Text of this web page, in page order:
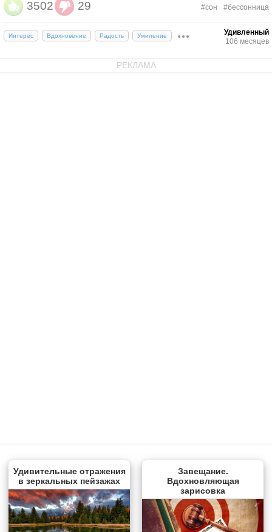
3502 29 #сон #бессонница
Интерес Вдохновение Радость Умиление
Удивленный
106 месяцев
РЕКЛАМА
Удивительные отражения
в зеркальных пейзажах
Завещание.
Вдохновляющая
зарисовка